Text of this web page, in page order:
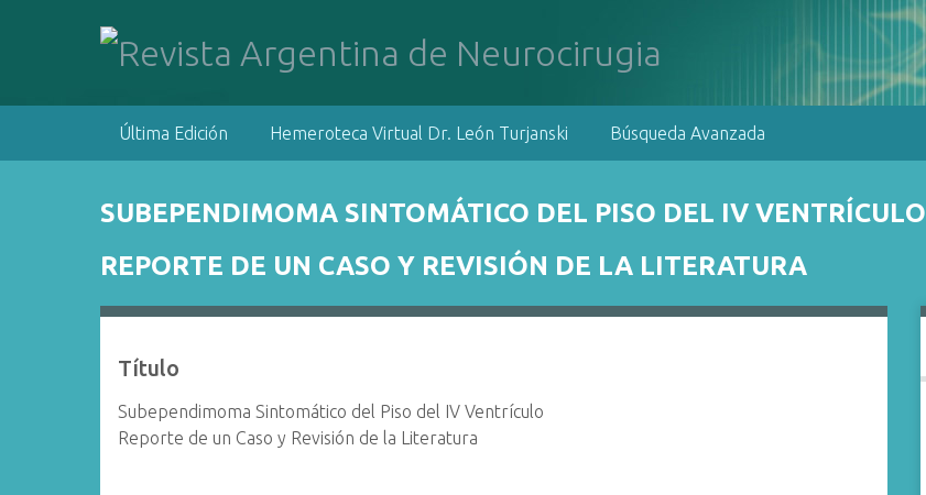
Última Edición Hemeroteca Virtual Dr. León Turjanski Búsqueda Avanzada
SUBEPENDIMOMA SINTOMÁTICO DEL PISO DEL IV VENTRÍCULO
REPORTE DE UN CASO Y REVISIÓN DE LA LITERATURA
Título
Subependimoma Sintomático del Piso del IV Ventrículo
Reporte de un Caso y Revisión de la Literatura